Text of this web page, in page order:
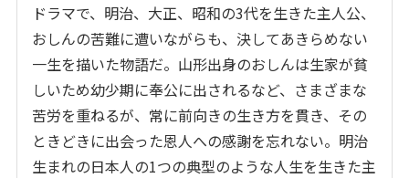
ドラマで、明治、大正、昭和の3代を生きた主人公、
おしんの苦難に遭いながらも、決してあきらめない
一生を描いた物語だ。山形出身のおしんは生家が貧
しいため幼少期に奉公に出されるなど、さまざまな
苦労を重ねるが、常に前向きの生き方を貫き、その
ときどきに出会った恩人への感謝を忘れない。明治
生まれの日本人の1つの典型のような人生を生きた主